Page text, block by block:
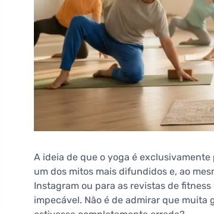
A ideia de que o yoga é
um dos mitos mais difundidos e, ao
Instagram ou para as revistas de
impecável. Não é de admirar que muita